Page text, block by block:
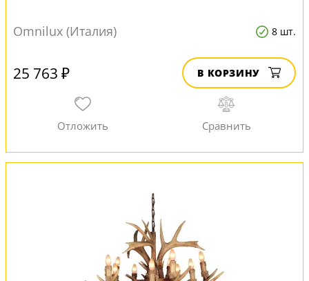
Omnilux (Италия) 8 шт.
25 763 ₽ В КОРЗИНУ